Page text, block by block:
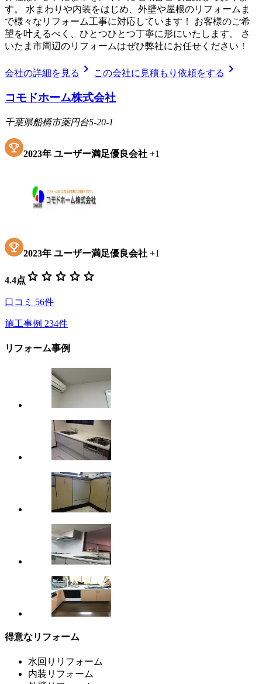
す。 水まわりや内装をはじめ、外壁や屋根のリフォームま
で様々なリフォーム工事に対応しています！ お客様のご希
望を叶えるべく、ひとつひとつ丁寧に形にいたします。 さ
いたま市周辺のリフォームはぜひ弊社にお任せください！
会社の詳細を見る chevron_right この会社に見積もり依頼をする chevron_right
コモドホーム株式会社
千葉県船橋市薬円台5-20-1
2023年 ユーザー満足優良会社 +1
2023年 ユーザー満足優良会社 +1
4.4点 star star star star star
口コミ 56件
施工事例 234件
リフォーム事例
得意なリフォーム
水回りリフォーム
内装リフォーム